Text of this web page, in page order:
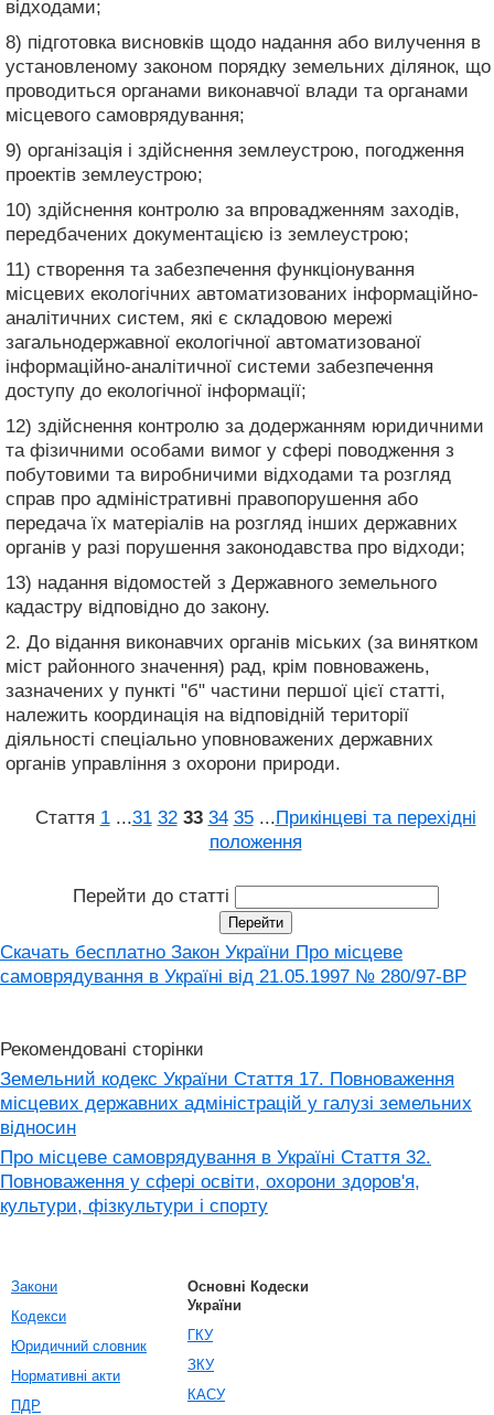
відходами;
8) підготовка висновків щодо надання або вилучення в
установленому законом порядку земельних ділянок, що
проводиться органами виконавчої влади та органами
місцевого самоврядування;
9) організація і здійснення землеустрою, погодження
проектів землеустрою;
10) здійснення контролю за впровадженням заходів,
передбачених документацією із землеустрою;
11) створення та забезпечення функціонування
місцевих екологічних автоматизованих інформаційно-
аналітичних систем, які є складовою мережі
загальнодержавної екологічної автоматизованої
інформаційно-аналітичної системи забезпечення
доступу до екологічної інформації;
12) здійснення контролю за додержанням юридичними
та фізичними особами вимог у сфері поводження з
побутовими та виробничими відходами та розгляд
справ про адміністративні правопорушення або
передача їх матеріалів на розгляд інших державних
органів у разі порушення законодавства про відходи;
13) надання відомостей з Державного земельного
кадастру відповідно до закону.
2. До відання виконавчих органів міських (за винятком
міст районного значення) рад, крім повноважень,
зазначених у пункті "б" частини першої цієї статті,
належить координація на відповідній території
діяльності спеціально уповноважених державних
органів управління з охорони природи.
Стаття 1 ...31 32 33 34 35 ...Прикінцеві та перехідні
положення
Перейти до статті
Скачать бесплатно Закон України Про місцеве
самоврядування в Україні вiд 21.05.1997 № 280/97-ВР
Рекомендовані сторінки
Земельний кодекс України Стаття 17. Повноваження
місцевих державних адміністрацій у галузі земельних
відносин
Про місцеве самоврядування в Україні Стаття 32.
Повноваження у сфері освіти, охорони здоров'я,
культури, фізкультури і спорту
Закони
Кодекси
Юридичний словник
Нормативні акти
ПДР
Основні Кодески
України
ГКУ
ЗКУ
КАСУ